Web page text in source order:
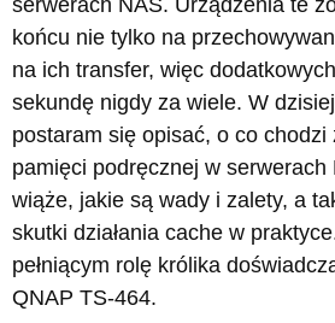
serwerach NAS. Urządzenia te
końcu nie tylko na
na ich transfer, więc
sekundę nigdy za wiele. W
postaram się opisać, o co chodzi
pamięci podręcznej w serwerach
wiąże, jakie są wady i zalety, a
skutki działania cache w
pełniącym rolę królika
QNAP TS-464.